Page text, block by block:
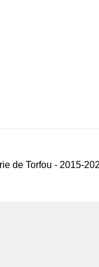
de Torfou - 2015-